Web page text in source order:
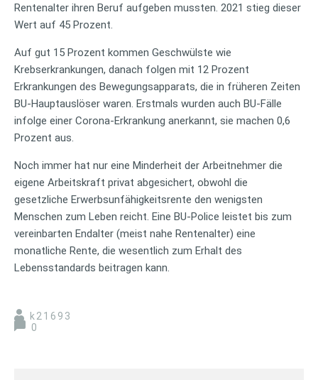
Rentenalter ihren Beruf aufgeben mussten. 2021 stieg dieser
Wert auf 45 Prozent.
Auf gut 15 Prozent kommen Geschwülste wie
Krebserkrankungen, danach folgen mit 12 Prozent
Erkrankungen des Bewegungsapparats, die in früheren Zeiten
BU-Hauptauslöser waren. Erstmals wurden auch BU-Fälle
infolge einer Corona-Erkrankung anerkannt, sie machen 0,6
Prozent aus.
Noch immer hat nur eine Minderheit der Arbeitnehmer die
eigene Arbeitskraft privat abgesichert, obwohl die
gesetzliche Erwerbsunfähigkeitsrente den wenigsten
Menschen zum Leben reicht. Eine BU-Police leistet bis zum
vereinbarten Endalter (meist nahe Rentenalter) eine
monatliche Rente, die wesentlich zum Erhalt des
Lebensstandards beitragen kann.
k21693
0